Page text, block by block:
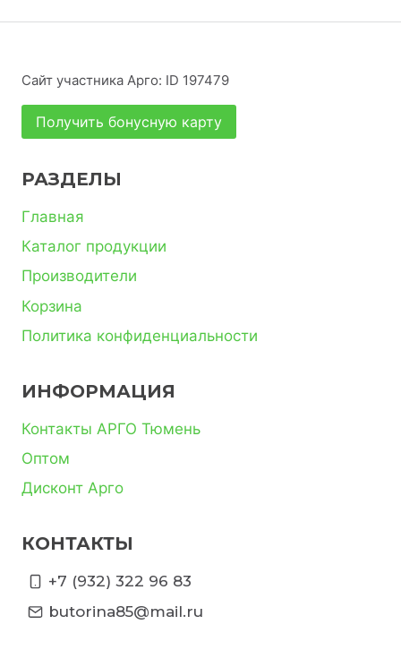
Сайт участника Арго: ID 197479
Получить бонусную карту
РАЗДЕЛЫ
Главная
Каталог продукции
Производители
Корзина
Политика конфиденциальности
ИНФОРМАЦИЯ
Контакты АРГО Тюмень
Оптом
Дисконт Арго
КОНТАКТЫ
+7 (932) 322 96 83
butorina85@mail.ru